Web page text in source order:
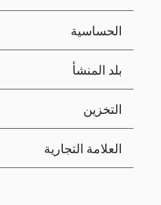
الحساسية
بلد المنشأ
التخزين
العلامة التجارية